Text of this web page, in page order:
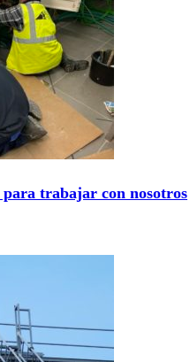
para trabajar con nosotros